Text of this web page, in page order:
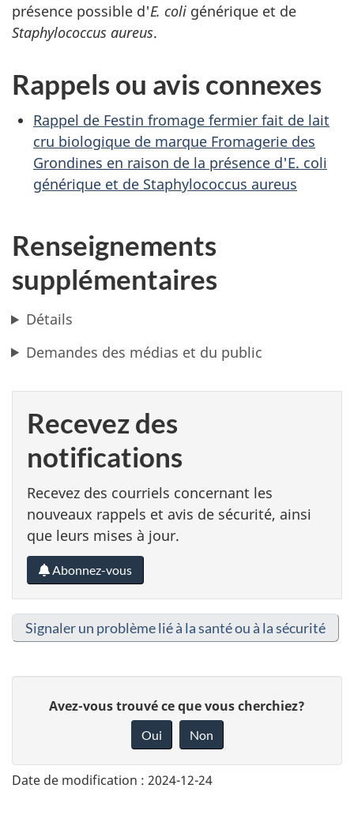
présence possible d'E. coli générique et de
Staphylococcus aureus.
Rappels ou avis connexes
Rappel de Festin fromage fermier fait de lait
cru biologique de marque Fromagerie des
Grondines en raison de la présence d'E. coli
générique et de Staphylococcus aureus
Renseignements
supplémentaires
Détails
Demandes des médias et du public
Recevez des
notifications
Recevez des courriels concernant les
nouveaux rappels et avis de sécurité, ainsi
que leurs mises à jour.
Abonnez-vous
Signaler un problème lié à la santé ou à la sécurité
n
Avez-vous trouvé ce que vous cherchiez?
Oui Non
Date de modification : 2024-12-24